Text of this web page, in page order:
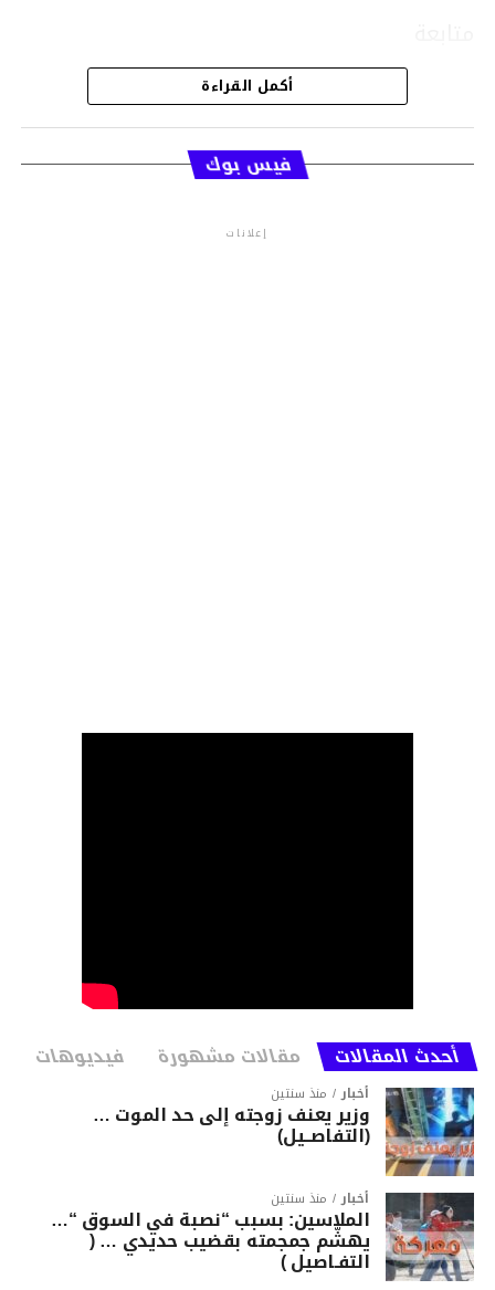
قسم الاخبار
أكمل القراءة
فيس بوك
إعلانات
أحدث المقالات مقالات مشهورة فيديوهات
أخبار منذ سنتين
وزير يعنف زوجته إلى حد الموت …
(التفاصــيل)
أخبار منذ سنتين
الملاسين: بسبب “نصبة في السوق “…
يهشّم جمجمته بقضيب حديدي … (
التفـاصيل )